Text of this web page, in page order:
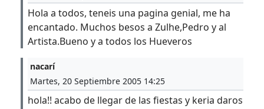
Hola a todos, teneis una pagina genial, me ha
encantado. Muchos besos a Zulhe,Pedro y al
Artista.Bueno y a todos los Hueveros
nacarí
Martes, 20 Septiembre 2005 14:25
hola!! acabo de llegar de las fiestas y keria daros